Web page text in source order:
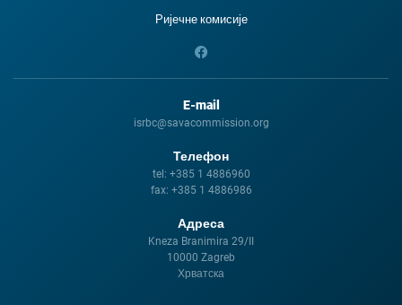
Ријечне комисије
E-mail
isrbc@savacommission.org
Телефон
tel: +385 1 4886960
fax: +385 1 4886986
Адреса
Kneza Branimira 29/II
10000 Zagreb
Хрватска